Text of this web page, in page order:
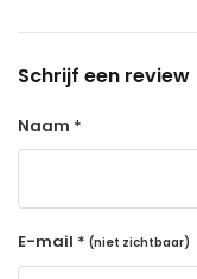
Schrijf een review
Naam *
E-mail * (niet zichtbaar)